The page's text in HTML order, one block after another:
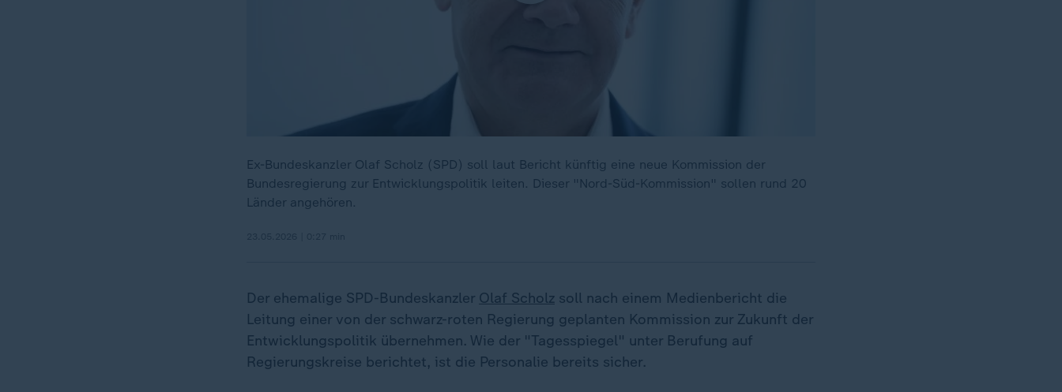
Ex-Bundeskanzler Olaf Scholz (SPD) soll laut Bericht künftig eine neue Kommission der
Bundesregierung zur Entwicklungspolitik leiten. Dieser "Nord-Süd-Kommission" sollen rund 20
Länder angehören.
Der ehemalige SPD-Bundeskanzler Olaf Scholz soll nach einem Medienbericht die
Leitung einer von der schwarz-roten Regierung geplanten Kommission zur Zukunft der
Entwicklungspolitik übernehmen. Wie der "Tagesspiegel" unter Berufung auf
Regierungskreise berichtet, ist die Personalie bereits sicher.